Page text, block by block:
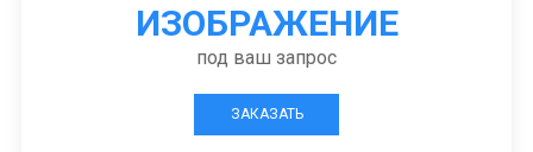
ИЗОБРАЖЕНИЕ
под ваш запрос
ЗАКАЗАТЬ